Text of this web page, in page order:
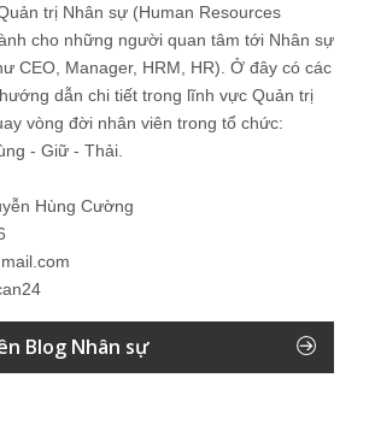
trị Nhân sự (Human Resources
cho những người quan tâm tới Nhân sự
CEO, Manager, HRM, HR). Ở đây có các
dẫn chi tiết trong lĩnh vực Quản trị
vòng đời nhân viên trong tổ chức:
- Giữ - Thải.
Hùng Cường
Blog Nhân sự